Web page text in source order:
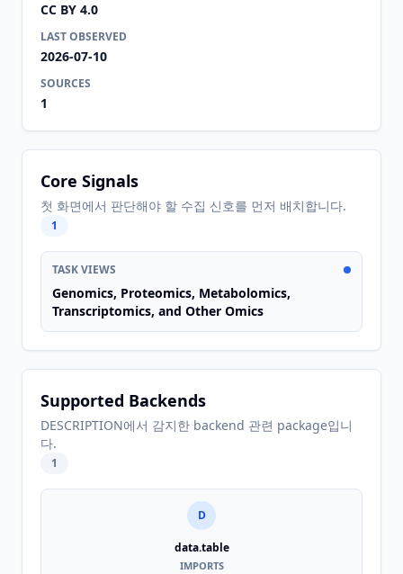
CC BY 4.0
LAST OBSERVED
2026-07-10
SOURCES
1
Core Signals
첫 화면에서 판단해야 할 수집 신호를 먼저 배치합니다.
1
TASK VIEWS
Genomics, Proteomics, Metabolomics,
Transcriptomics, and Other Omics
Supported Backends
DESCRIPTION에서 감지한 backend 관련 package입니
다.
1
D
data.table
IMPORTS